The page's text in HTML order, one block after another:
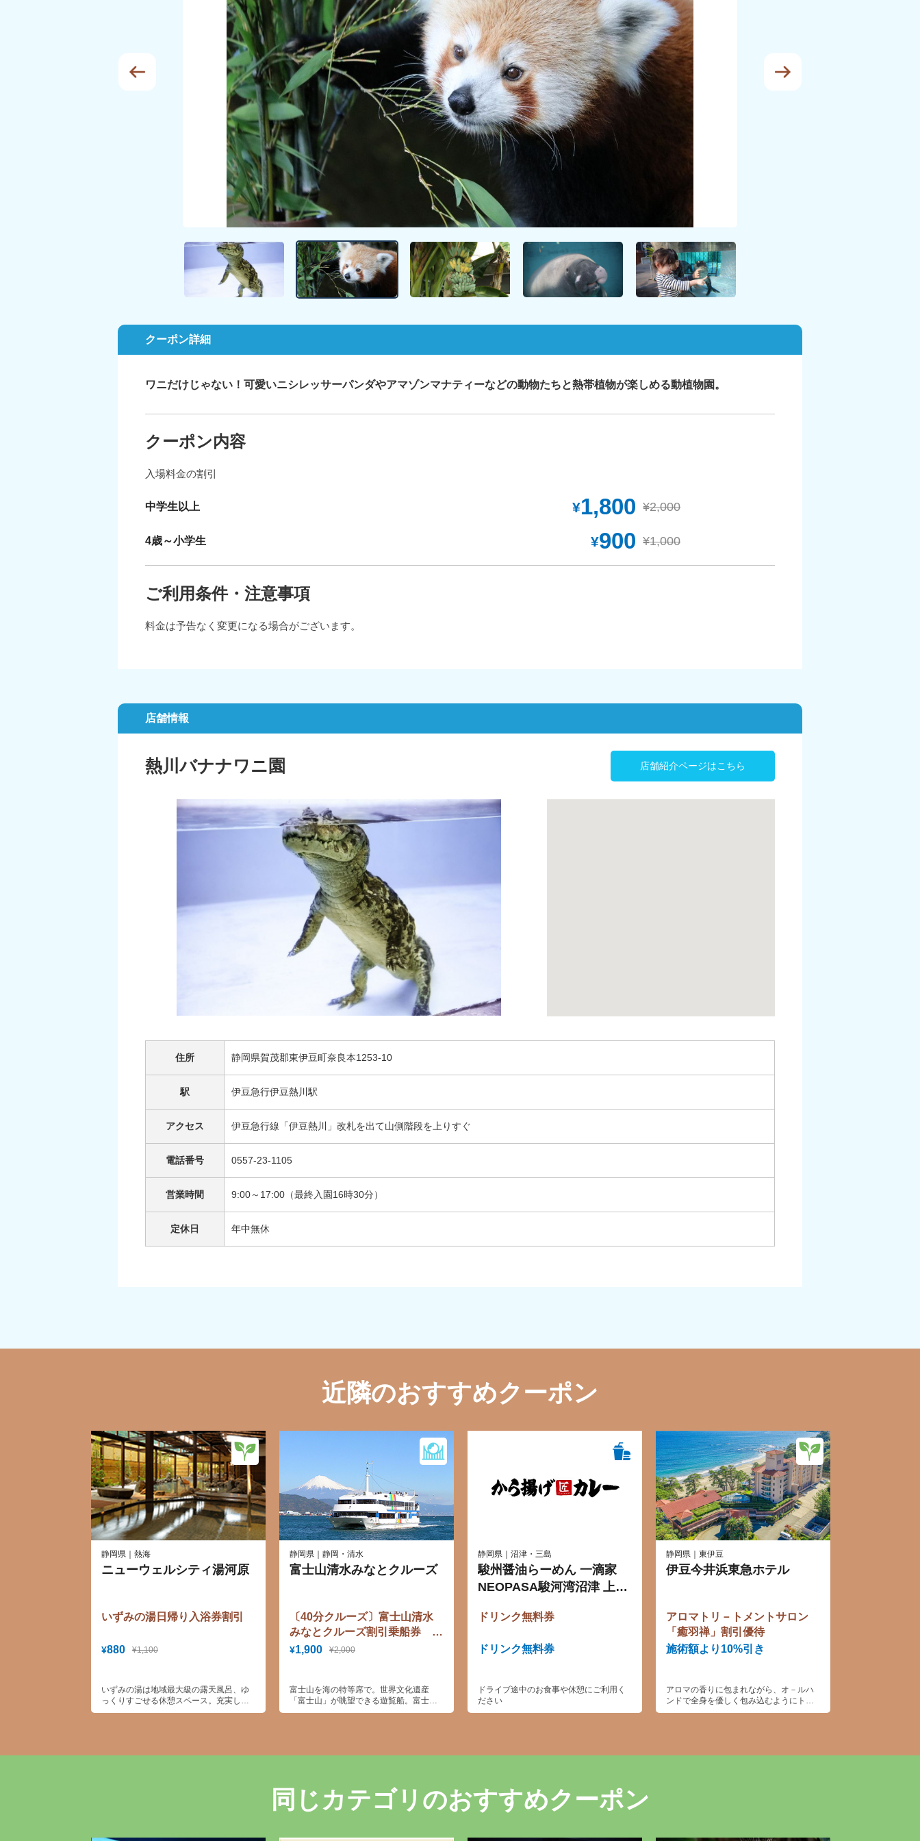
クーポン詳細
ワニだけじゃない！可愛いニシレッサーパンダやアマゾンマナティーなどの動物たちと熱帯植物が楽しめる動植物園。
クーポン内容
入場料金の割引
中学生以上 ¥1,800 ¥2,000
4歳～小学生 ¥900 ¥1,000
ご利用条件・注意事項
料金は予告なく変更になる場合がございます。
店舗情報
熱川バナナワニ園 店舗紹介ページはこちら
住所 静岡県賀茂郡東伊豆町奈良本1253-10
駅 伊豆急行伊豆熱川駅
アクセス 伊豆急行線「伊豆熱川」改札を出て山側階段を上りすぐ
電話番号 0557-23-1105
営業時間 9:00～17:00（最終入園16時30分）
定休日 年中無休
近隣のおすすめクーポン
静岡県｜熱海
ニューウェルシティ湯河原
いずみの湯日帰り入浴券割引
¥880 ¥1,100
いずみの湯は地域最大級の露天風呂、ゆ
っくりすごせる休憩スペース。充実した
施設と日帰り温泉の魅力がたっぷりつま
静岡県｜静岡・清水
富士山清水みなとクルーズ
〔40分クルーズ〕富士山清水
みなとクルーズ割引乗船券
【7/16よりダイヤ改定】
¥1,900 ¥2,000
富士山を海の特等席で。世界文化遺産
「富士山」が眺望できる遊覧船。富士山
世界遺産構成資産の「三保松原」もご覧
できます。（船内にて販売しておりま
静岡県｜沼津・三島
駿州醤油らーめん 一滴家
NEOPASA駿河湾沼津 上り
ドリンク無料券
ドリンク無料券
ドライブ途中のお食事や休憩にご利用く
ださい
静岡県｜東伊豆
伊豆今井浜東急ホテル
アロマトリ－トメントサロン
「癒羽禅」割引優待
施術額より10%引き
アロマの香りに包まれながら、オ－ルハ
ンドで全身を優しく包み込むようにトリ
－トメント。 至福の時間をご堪能くださ
同じカテゴリのおすすめクーポン